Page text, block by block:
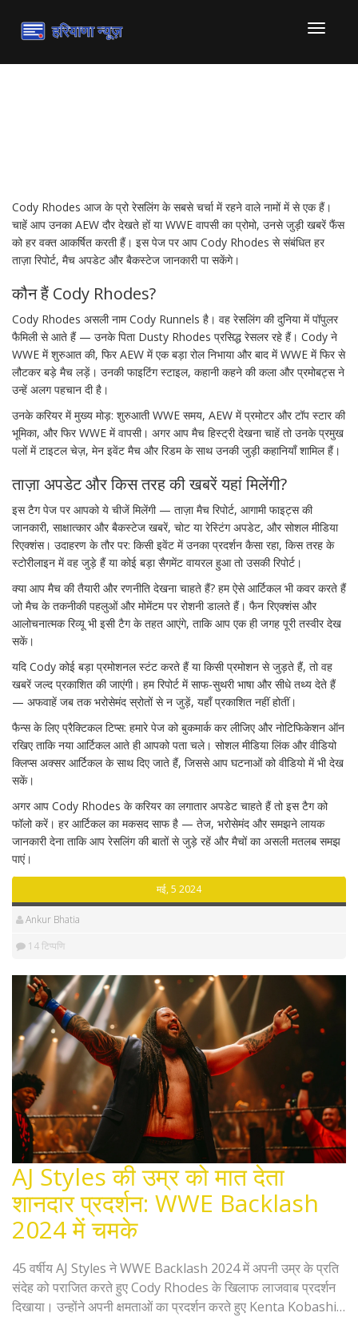
टॉगल
संचालित
Cody Rhodes आज के प्रो रेसलिंग के सबसे चर्चा में रहने वाले नामों में से एक हैं।
चाहें आप उनका AEW दौर देखते हों या WWE वापसी का प्रोमो, उनसे जुड़ी खबरें फैंस
को हर वक्त आकर्षित करती हैं। इस पेज पर आप Cody Rhodes से संबंधित हर
ताज़ा रिपोर्ट, मैच अपडेट और बैकस्टेज जानकारी पा सकेंगे।
कौन हैं Cody Rhodes?
Cody Rhodes असली नाम Cody Runnels है। वह रेसलिंग की दुनिया में पॉपुलर
फैमिली से आते हैं — उनके पिता Dusty Rhodes प्रसिद्ध रेसलर रहे हैं। Cody ने
WWE में शुरुआत की, फिर AEW में एक बड़ा रोल निभाया और बाद में WWE में फिर से
लौटकर बड़े मैच लड़ें। उनकी फाइटिंग स्टाइल, कहानी कहने की कला और प्रमोबट्स ने
उन्हें अलग पहचान दी है।
उनके करियर में मुख्य मोड़: शुरुआती WWE समय, AEW में प्रमोटर और टॉप स्टार की
भूमिका, और फिर WWE में वापसी। अगर आप मैच हिस्ट्री देखना चाहें तो उनके प्रमुख
पलों में टाइटल चेज़, मेन इवेंट मैच और रिडम के साथ उनकी जुड़ी कहानियाँ शामिल हैं।
ताज़ा अपडेट और किस तरह की खबरें यहां मिलेंगी?
इस टैग पेज पर आपको ये चीजें मिलेंगी — ताज़ा मैच रिपोर्ट, आगामी फाइट्स की
जानकारी, साक्षात्कार और बैकस्टेज खबरें, चोट या रेस्टिंग अपडेट, और सोशल मीडिया
रिएक्शंस। उदाहरण के तौर पर: किसी इवेंट में उनका प्रदर्शन कैसा रहा, किस तरह के
स्टोरीलाइन में वह जुड़े हैं या कोई बड़ा सैगमेंट वायरल हुआ तो उसकी रिपोर्ट।
क्या आप मैच की तैयारी और रणनीति देखना चाहते हैं? हम ऐसे आर्टिकल भी कवर करते हैं
जो मैच के तकनीकी पहलुओं और मोमेंटम पर रोशनी डालते हैं। फैन रिएक्शंस और
आलोचनात्मक रिव्यू भी इसी टैग के तहत आएंगे, ताकि आप एक ही जगह पूरी तस्वीर देख
सकें।
यदि Cody कोई बड़ा प्रमोशनल स्टंट करते हैं या किसी प्रमोशन से जुड़ते हैं, तो वह
खबरें जल्द प्रकाशित की जाएंगी। हम रिपोर्ट में साफ-सुथरी भाषा और सीधे तथ्य देते हैं
— अफवाहें जब तक भरोसेमंद स्रोतों से न जुड़ें, यहाँ प्रकाशित नहीं होतीं।
फैन्स के लिए प्रैक्टिकल टिप्स: हमारे पेज को बुकमार्क कर लीजिए और नोटिफिकेशन ऑन
रखिए ताकि नया आर्टिकल आते ही आपको पता चले। सोशल मीडिया लिंक और वीडियो
क्लिप्स अक्सर आर्टिकल के साथ दिए जाते हैं, जिससे आप घटनाओं को वीडियो में भी देख
सकें।
अगर आप Cody Rhodes के करियर का लगातार अपडेट चाहते हैं तो इस टैग को
फॉलो करें। हर आर्टिकल का मकसद साफ है — तेज, भरोसेमंद और समझने लायक
जानकारी देना ताकि आप रेसलिंग की बातों से जुड़े रहें और मैचों का असली मतलब समझ
पाएं।
मई, 5 2024
Ankur Bhatia
14 टिप्पणि
AJ Styles की उम्र को मात देता
शानदार प्रदर्शन: WWE Backlash
2024 में चमके
45 वर्षीय AJ Styles ने WWE Backlash 2024 में अपनी उम्र के प्रति
संदेह को पराजित करते हुए Cody Rhodes के खिलाफ लाजवाब प्रदर्शन
दिखाया। उन्होंने अपनी क्षमताओं का प्रदर्शन करते हुए Kenta Kobashi